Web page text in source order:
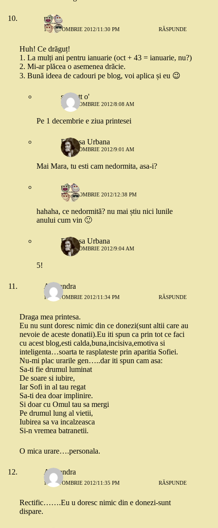
mara
17 OCTOMBRIE 2012/11:30 PM RĂSPUNDE
Huh! Ce drăguț!
1. La mulți ani pentru ianuarie (oct + 43 = ianuarie, nu?)
2. Mi-ar plăcea o asemenea drăcie.
3. Bună ideea de cadouri pe blog, voi aplica și eu 😉
scarlett o'
18 OCTOMBRIE 2012/8:08 AM
Pe 1 decembrie e ziua printesei
Printesa Urbana
18 OCTOMBRIE 2012/9:01 AM
Mai Mara, tu esti cam nedormita, asa-i?
mara
18 OCTOMBRIE 2012/12:38 PM
hahaha, ce nedormită? nu mai știu nici lunile
anului cum vin 🙂
Printesa Urbana
18 OCTOMBRIE 2012/9:04 AM
5!
Alexandra
17 OCTOMBRIE 2012/11:34 PM RĂSPUNDE
Draga mea printesa.
Eu nu sunt doresc nimic din ce donezi(sunt altii care au
nevoie de aceste donatii).Eu iti spun ca prin tot ce faci
cu acest blog,esti calda,buna,incisiva,emotiva si
inteligenta…soarta te rasplateste prin aparitia Sofiei.
Nu-mi plac urarile gen…..dar iti spun cam asa:
Sa-ti fie drumul luminat
De soare si iubire,
Iar Sofi in al tau regat
Sa-ti dea doar implinire.
Si doar cu Omul tau sa mergi
Pe drumul lung al vietii,
Iubirea sa va incalzeasca
Si-n vremea batranetii.
O mica urare….personala.
Alexandra
17 OCTOMBRIE 2012/11:35 PM RĂSPUNDE
Rectific…….Eu u doresc nimic din e donezi-sunt
dispare.